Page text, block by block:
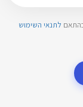
לתנאי השימוש